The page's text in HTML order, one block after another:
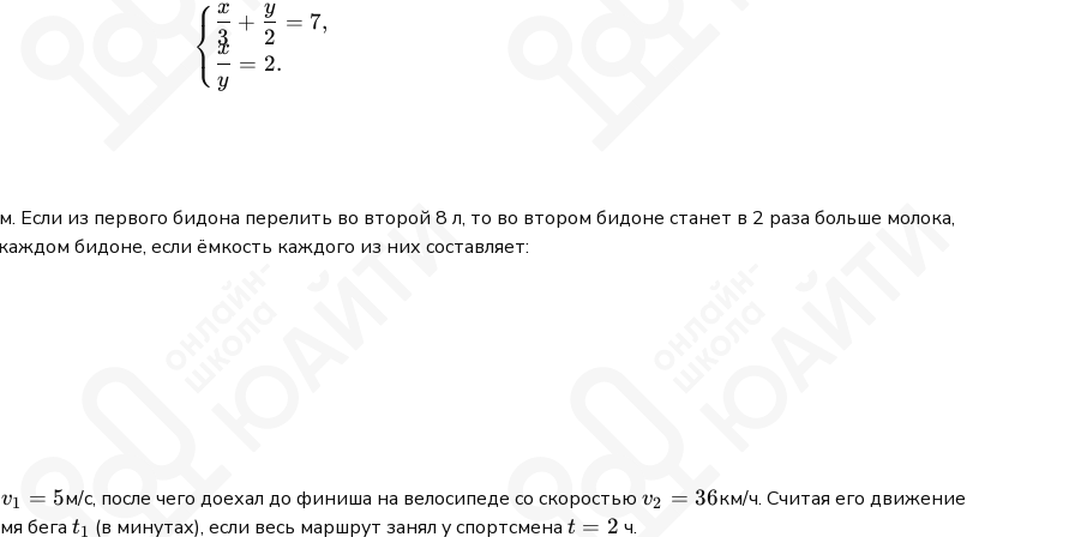
\begin{cases} \dfrac{x}{3} + \dfrac{y}{2} = 7,\\ \dfrac{x}{y} = 2.
⎩
⎨⎧ 3
x
+
2
y
= 7,
y
x
= 2.
из первого бидона перелить во второй 8 л, то во втором бидоне станет в 2 раза больше молока,
бидоне, если ёмкость каждого из них составляет:
v_1=5
v1 = 5м/с, после чего доехал до финиша на велосипеде со скоростьюv_2=36
v2 = 36км/ч. Считая его движение
бега t_1
t1 (в минутах), если весь маршрут занял у спортсмена t=2
t = 2 ч.